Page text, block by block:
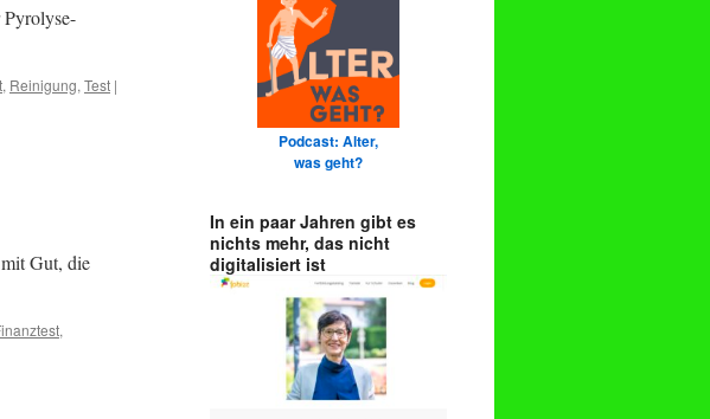
, Reinigung, Test |
Gut, die
,
Podcast: Alter,
was geht?
In ein paar Jahren gibt es
nichts mehr, das nicht
digitalisiert ist